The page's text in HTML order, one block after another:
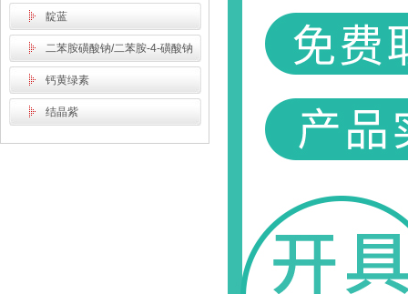
靛蓝
二苯胺磺酸钠/二苯胺-4-磺酸钠
钙黄绿素
结晶紫